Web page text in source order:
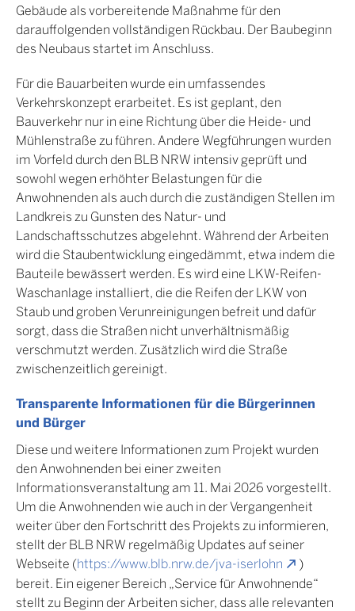
Gebäude als vorbereitende Maßnahme für den
darauffolgenden vollständigen Rückbau. Der Baubeginn
des Neubaus startet im Anschluss.
Für die Bauarbeiten wurde ein umfassendes
Verkehrskonzept erarbeitet. Es ist geplant, den
Bauverkehr nur in eine Richtung über die Heide- und
Mühlenstraße zu führen. Andere Wegführungen wurden
im Vorfeld durch den BLB NRW intensiv geprüft und
sowohl wegen erhöhter Belastungen für die
Anwohnenden als auch durch die zuständigen Stellen im
Landkreis zu Gunsten des Natur- und
Landschaftsschutzes abgelehnt. Während der Arbeiten
wird die Staubentwicklung eingedämmt, etwa indem die
Bauteile bewässert werden. Es wird eine LKW-Reifen-
Waschanlage installiert, die die Reifen der LKW von
Staub und groben Verunreinigungen befreit und dafür
sorgt, dass die Straßen nicht unverhältnismäßig
verschmutzt werden. Zusätzlich wird die Straße
zwischenzeitlich gereinigt.
Transparente Informationen für die Bürgerinnen
und Bürger
Diese und weitere Informationen zum Projekt wurden
den Anwohnenden bei einer zweiten
Informationsveranstaltung am 11. Mai 2026 vorgestellt.
Um die Anwohnenden wie auch in der Vergangenheit
weiter über den Fortschritt des Projekts zu informieren,
stellt der BLB NRW regelmäßig Updates auf seiner
Webseite (https://www.blb.nrw.de/jva-iserlohn
)
bereit. Ein eigener Bereich „Service für Anwohnende“
stellt zu Beginn der Arbeiten sicher, dass alle relevanten